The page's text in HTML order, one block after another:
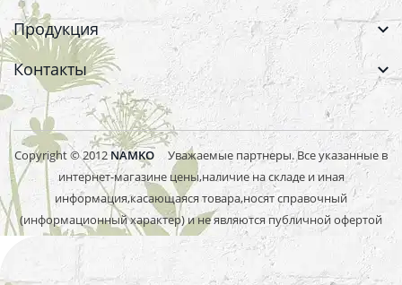
Продукция
Контакты
Copyright © 2012 NAMKO Уважаемые партнеры. Все указанные в
интернет-магазине цены,наличие на складе и иная
информация,касающаяся товара,носят справочный
(информационный характер) и не являются публичной офертой